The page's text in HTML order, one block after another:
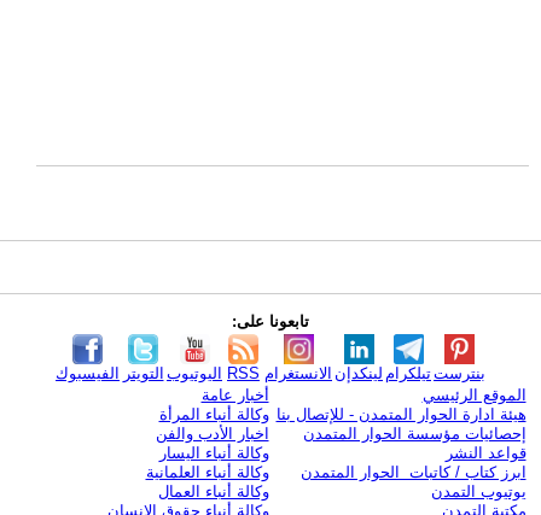
تابعونا على:
الفيسبوك التويتر اليوتيوب RSS الانستغرام لينكدإن تيلكرامبنترست
الموقع الرئيسي
هيئة ادارة الحوار المتمدن - للإتصال بنا
إحصائيات مؤسسة الحوار المتمدن
قواعد النشر
ابرز كتاب / كاتبات الحوار المتمدن
يوتيوب التمدن
مكتبة التمدن
أخبار عامة
وكالة أنباء المرأة
اخبار الأدب والفن
وكالة أنباء اليسار
وكالة أنباء العلمانية
وكالة أنباء العمال
وكالة أنباء حقوق الإنسان